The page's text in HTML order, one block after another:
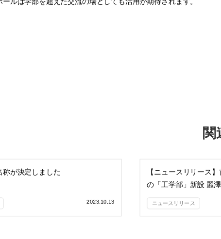
関
称が決定しました
2023.10.13
【ニュースリリース
の「工学部」新設 麗
理融合の総合大学へ
ャリア」を生き抜くエ
ニュースリリース